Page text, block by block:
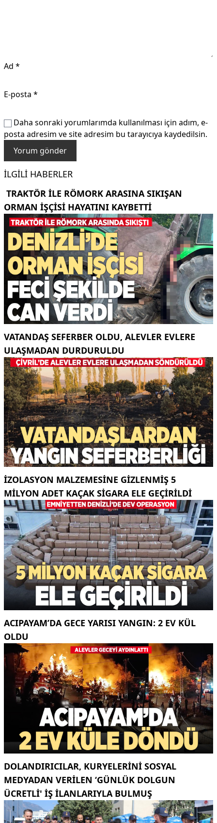
Ad *
E-posta *
Daha sonraki yorumlarımda kullanılması için adım, e-
posta adresim ve site adresim bu tarayıcıya kaydedilsin.
İLGILI HABERLER
TRAKTÖR ILE RÖMORK ARASINA SIKIŞAN
ORMAN IŞÇISI HAYATINI KAYBETTI
VATANDAŞ SEFERBER OLDU, ALEVLER EVLERE
ULAŞMADAN DURDURULDU
İZOLASYON MALZEMESINE GIZLENMIŞ 5
MILYON ADET KAÇAK SIGARA ELE GEÇIRILDI
ACIPAYAM’DA GECE YARISI YANGIN: 2 EV KÜL
OLDU
DOLANDIRICILAR, KURYELERINI SOSYAL
MEDYADAN VERILEN ‘GÜNLÜK DOLGUN
ÜCRETLI' IŞ ILANLARIYLA BULMUŞ